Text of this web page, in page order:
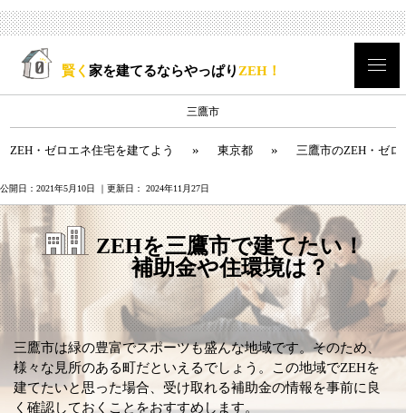
三鷹市
賢く 家を建てるならやっぱり ZEH！
ZEH・ゼロエネ住宅を建てよう » 東京都 » 三鷹市のZEH・ゼ
公開日： 2021年5月10日 ｜更新日： 2024年11月27日
ZEHを三鷹市で建てたい！
補助金や住環境は？
三鷹市は緑の豊富でスポーツも盛んな地域です。そのため、
様々な見所のある町だといえるでしょう。この地域でZEHを
建てたいと思った場合、受け取れる補助金の情報を事前に良
く確認しておくことをおすすめします。